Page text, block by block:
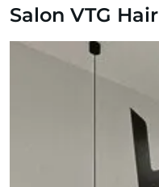
Salon VTG Hair